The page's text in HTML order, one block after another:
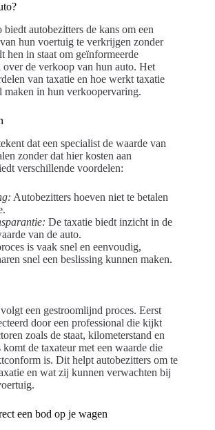
biedt autobezitters de kans om een
hun voertuig te verkrijgen zonder
hen in staat om geïnformeerde
over de verkoop van hun auto. Het
van taxatie en hoe werkt taxatie
maken in hun verkoopervaring.
dat een specialist de waarde van
zonder dat hier kosten aan
verschillende voordelen:
Autobezitters hoeven niet te betalen
De taxatie biedt inzicht in de
van de auto.
is vaak snel en eenvoudig,
snel een beslissing kunnen maken.
een gestroomlijnd proces. Eerst
door een professional die kijkt
zoals de staat, kilometerstand en
de taxateur met een waarde die
is. Dit helpt autobezitters om te
en wat zij kunnen verwachten bij
een bod op je wagen